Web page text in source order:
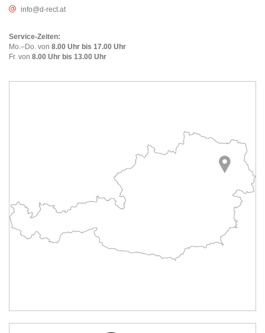
info@d-rect.at
Service-Zeiten:
Mo.–Do. von 8.00 Uhr bis 17.00 Uhr
Fr. von 8.00 Uhr bis 13.00 Uhr